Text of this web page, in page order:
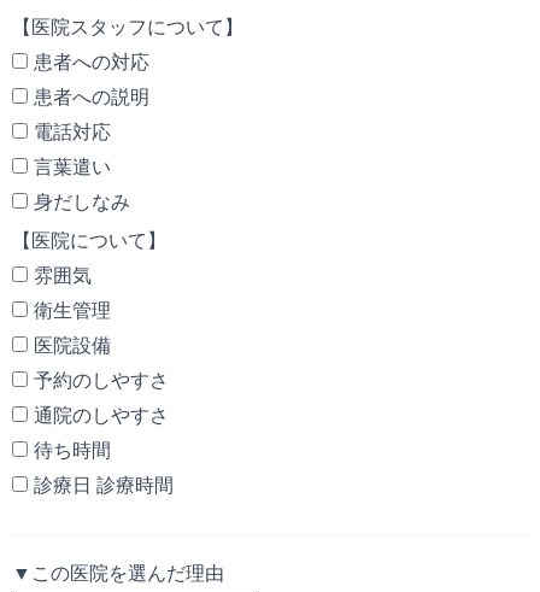
【医院スタッフについて】
患者への対応
患者への説明
電話対応
言葉遣い
身だしなみ
【医院について】
雰囲気
衛生管理
医院設備
予約のしやすさ
通院のしやすさ
待ち時間
診療日 診療時間
▼この医院を選んだ理由